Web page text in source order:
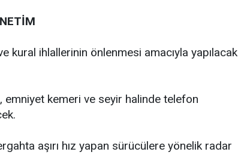
kural ihlallerinin önlenmesi amacıyla yapılacak
emniyet kemeri ve seyir halinde telefon
aşırı hız yapan sürücülere yönelik radar